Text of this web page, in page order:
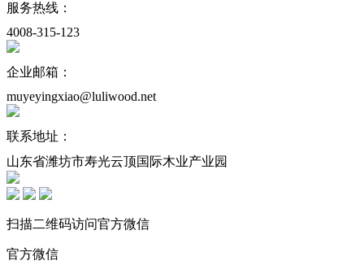
服务热线：
4008-315-123
企业邮箱：
muyeyingxiao@luliwood.net
联系地址：
山东省潍坊市寿光云顶国际木业产业园
扫描二维码访问官方微信
官方微信